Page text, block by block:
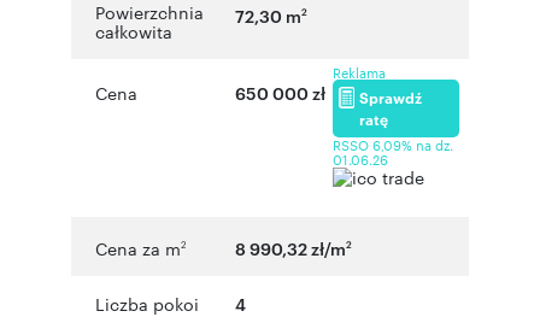
Powierzchnia
całkowita
72,30 m2
Cena 650 000 zł
Reklama
Sprawdź
ratę
RSSO 6,09% na dz.
01.06.26
Cena za m2 8 990,32 zł/m2
Liczba pokoi 4